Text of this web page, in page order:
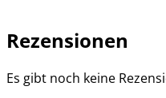
Rezensionen
Es gibt noch keine